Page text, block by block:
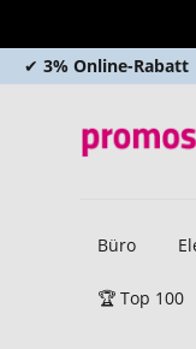
✔ 3% Online-Rabatt
Büro
🏆 Top 100